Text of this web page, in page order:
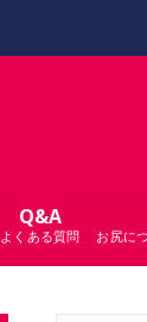
Q&A
よくある質問 お尻に